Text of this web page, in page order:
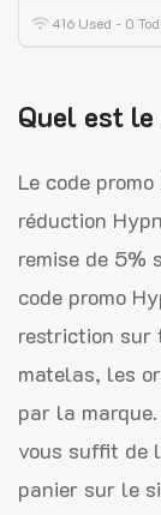
416 Used - 0
Quel est le
Le code
réduction
remise de 5%
code promo
restriction sur
matelas, les
par la
vous suffit de
panier sur le